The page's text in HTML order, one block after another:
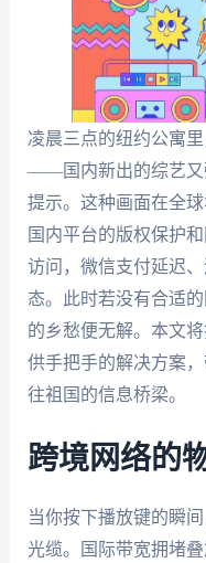
凌晨三点的纽约公寓
——国内新出的综艺又
提示。这种画面在全
国内平台的版权保护
访问，微信支付延迟
态。此时若没有合适
的乡愁便无解。本文
供手把手的解决方案
往祖国的信息桥梁。
跨境网络的
当你按下播放键的瞬
光缆。国际带宽拥堵